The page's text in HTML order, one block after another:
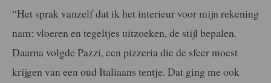
“Het sprak vanzelf dat ik het interieur voor mijn rekening
nam: vloeren en tegeltjes uitzoeken, de stijl bepalen.
Daarna volgde Pazzi, een pizzeria die de sfeer moest
krijgen van een oud Italiaans tentje. Dat ging me ook